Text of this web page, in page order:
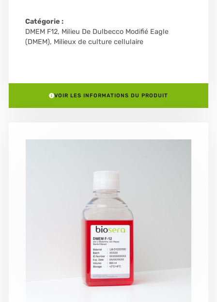
Catégorie :
DMEM F12, Milieu De Dulbecco Modifié Eagle
(DMEM), Milieux de culture cellulaire
VOIR LES INFORMATIONS DU PRODUIT